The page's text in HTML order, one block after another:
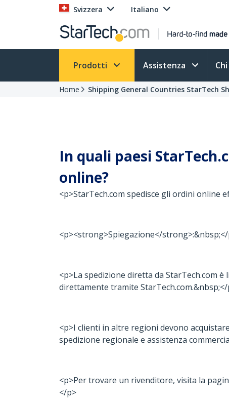
Svizzera Italiano
Prodotti Assistenza
Home Shipping General Countries StarTech
In quali paesi
online?
<p>StarTech.com spedisce gli ordini online
<p><strong>Spiegazione</
<p>La spedizione diretta da StarTech.com
direttamente tramite
<p>I clienti in altre regioni devono
spedizione regionale e assistenza
<p>Per trovare un rivenditore, visita la
</p>